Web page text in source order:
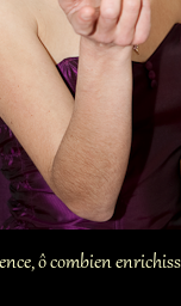
ô combien